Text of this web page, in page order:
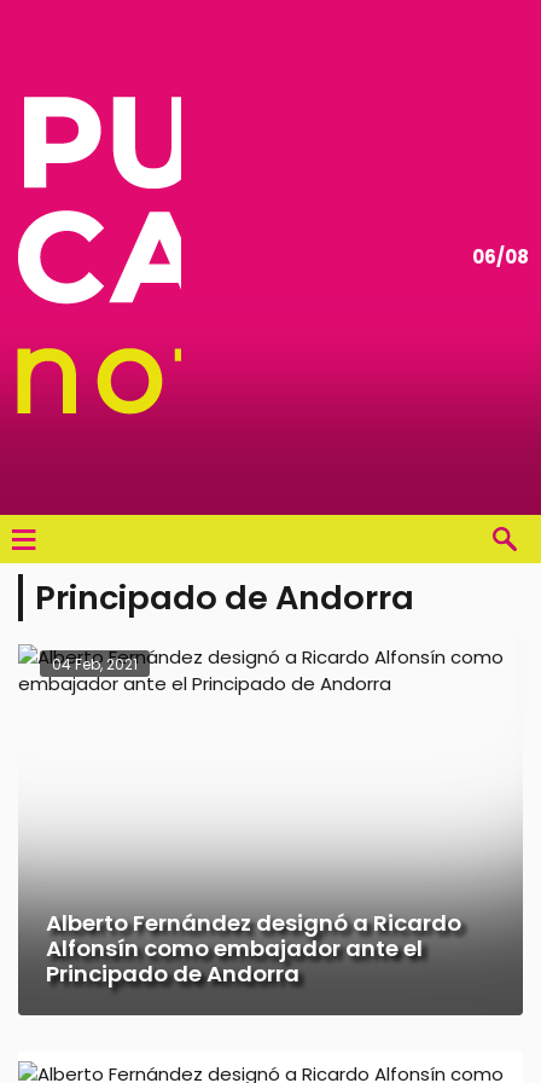
06/08
≡
Principado de Andorra
04 Feb, 2021
Alberto Fernández designó a Ricardo
Alfonsín como embajador ante el
Principado de Andorra